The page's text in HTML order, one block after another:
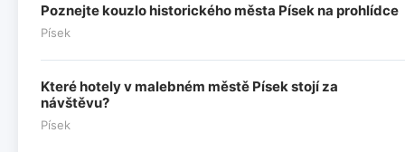
Poznejte kouzlo historického města Písek na prohlídce
Písek
Které hotely v malebném městě Písek stojí za
návštěvu?
Písek